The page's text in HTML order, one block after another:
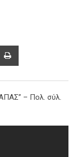
– Πολ. σύλ.